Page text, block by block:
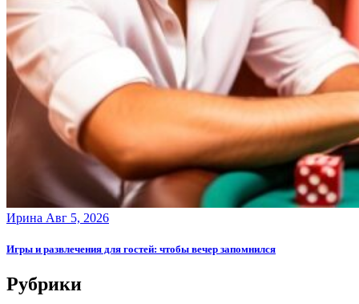
Ирина Авг 5, 2026
Игры и развлечения для гостей: чтобы вечер запомнился
Рубрики